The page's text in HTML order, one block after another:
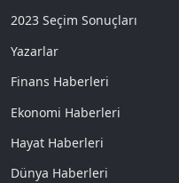
2023 Seçim Sonuçları
Yazarlar
Finans Haberleri
Ekonomi Haberleri
Hayat Haberleri
Dünya Haberleri